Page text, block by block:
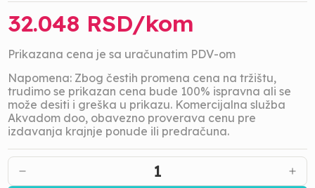
32.048 RSD/kom
Prikazana cena je sa uračunatim PDV-om
Napomena: Zbog čestih promena cena na tržištu,
trudimo se prikazan cena bude 100% ispravna ali se
može desiti i greška u prikazu. Komercijalna služba
Akvadom doo, obavezno proverava cenu pre
izdavanja krajnje ponude ili predračuna.
1